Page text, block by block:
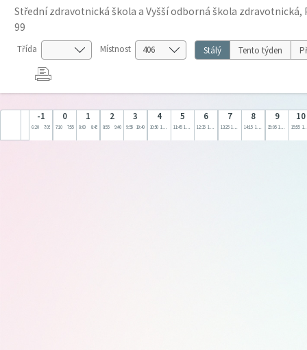
Střední zdravotnická škola a Vyšší odborná škola zdravotnická,
99
Třída Místnost Stálý Tento týden
-1
6:20 7:05
0
7:10 7:55
1
8:00 8:45
2
8:55 9:40
3
9:55 10:40
4
10:50 11:35
5
11:45 12:30
6
12:35 13:20
7
13:25 14:10
8
14:15 15:00
9
15:05 15:50
10
15:55